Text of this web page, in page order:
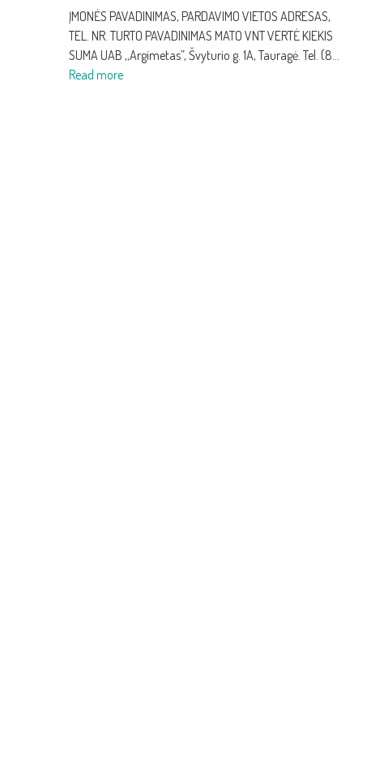
3
d.
10.00
ĮMONĖS PAVADINIMAS, PARDAVIMO VIETOS ADRESAS,
TEL. NR. TURTO PAVADINIMAS MATO VNT VERTĖ KIEKIS
SUMA UAB ,,Argimetas”, Švyturio g. 1A, Tauragė. Tel. (8…
Read more: